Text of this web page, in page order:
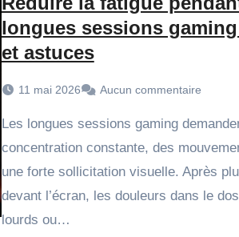
longues sessions
et astuces
11 mai 2026 Aucun commentaire
Les longues sessions gaming demandent une
concentration constante, des
une forte sollicitation visuelle. Après
devant l’écran, les douleurs dans le
lourds ou…